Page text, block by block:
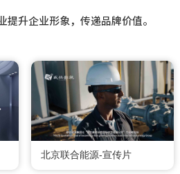
升企业形象，传递品牌价值。
北京联合能源-宣传片